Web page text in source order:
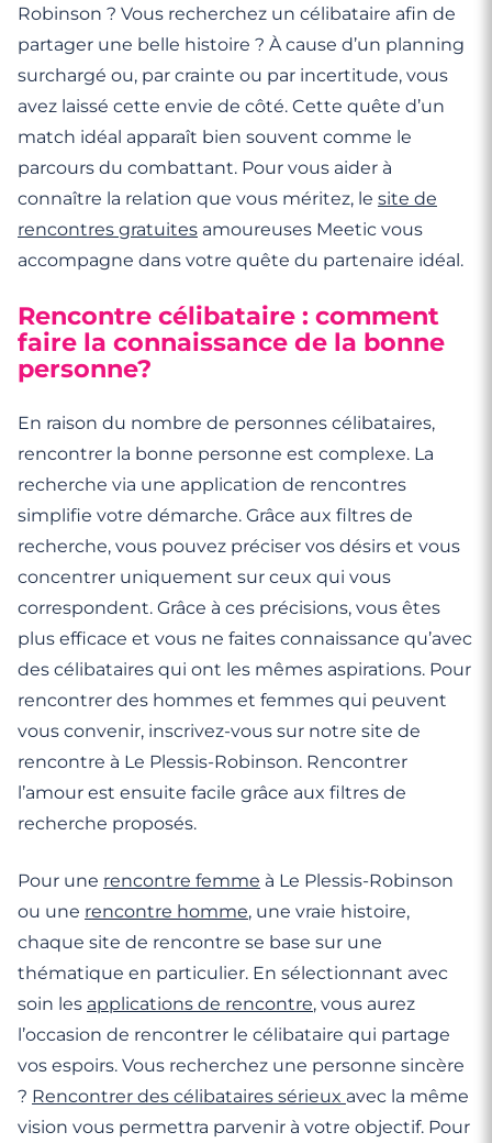
Robinson ? Vous recherchez un célibataire afin de
partager une belle histoire ? À cause d’un planning
surchargé ou, par crainte ou par incertitude, vous
avez laissé cette envie de côté. Cette quête d’un
match idéal apparaît bien souvent comme le
parcours du combattant. Pour vous aider à
connaître la relation que vous méritez, le site de
rencontres gratuites amoureuses Meetic vous
accompagne dans votre quête du partenaire idéal.
Rencontre célibataire : comment
faire la connaissance de la bonne
personne?
En raison du nombre de personnes célibataires,
rencontrer la bonne personne est complexe. La
recherche via une application de rencontres
simplifie votre démarche. Grâce aux filtres de
recherche, vous pouvez préciser vos désirs et vous
concentrer uniquement sur ceux qui vous
correspondent. Grâce à ces précisions, vous êtes
plus efficace et vous ne faites connaissance qu’avec
des célibataires qui ont les mêmes aspirations. Pour
rencontrer des hommes et femmes qui peuvent
vous convenir, inscrivez-vous sur notre site de
rencontre à Le Plessis-Robinson. Rencontrer
l’amour est ensuite facile grâce aux filtres de
recherche proposés.
Pour une rencontre femme à Le Plessis-Robinson
ou une rencontre homme, une vraie histoire,
chaque site de rencontre se base sur une
thématique en particulier. En sélectionnant avec
soin les applications de rencontre, vous aurez
l’occasion de rencontrer le célibataire qui partage
vos espoirs. Vous recherchez une personne sincère
? Rencontrer des célibataires sérieux avec la même
vision vous permettra parvenir à votre objectif. Pour